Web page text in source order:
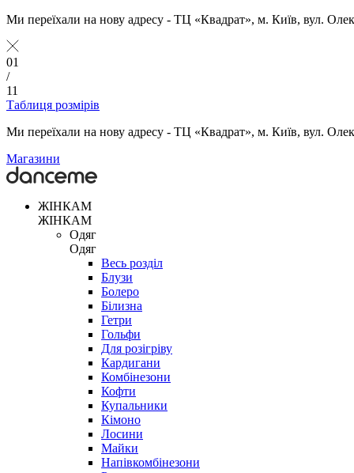
Ми переїхали на нову адресу - ТЦ «Квадрат», м. Київ, вул.
01
/
11
Таблиця розмірів
Ми переїхали на нову адресу - ТЦ «Квадрат», м. Київ, вул.
Магазини
ЖІНКАМ
ЖІНКАМ
Одяг
Одяг
Весь розділ
Блузи
Болеро
Білизна
Гетри
Гольфи
Для розігріву
Кардигани
Комбінезони
Кофти
Купальники
Кімоно
Лосини
Майки
Напівкомбінезони